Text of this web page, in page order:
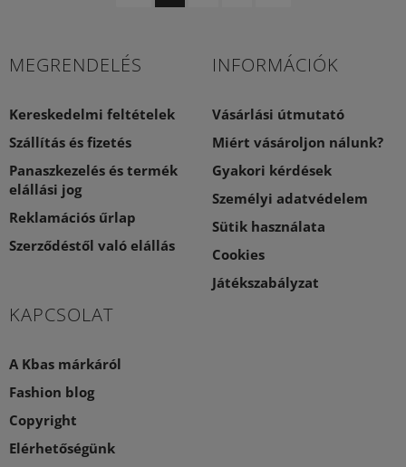
MEGRENDELÉS
Kereskedelmi feltételek
Szállítás és fizetés
Panaszkezelés és termék
elállási jog
Reklamációs űrlap
Szerződéstől való elállás
INFORMÁCIÓK
Vásárlási útmutató
Miért vásároljon nálunk?
Gyakori kérdések
Személyi adatvédelem
Sütik használata
Cookies
Játékszabályzat
KAPCSOLAT
A Kbas márkáról
Fashion blog
Copyright
Elérhetőségünk